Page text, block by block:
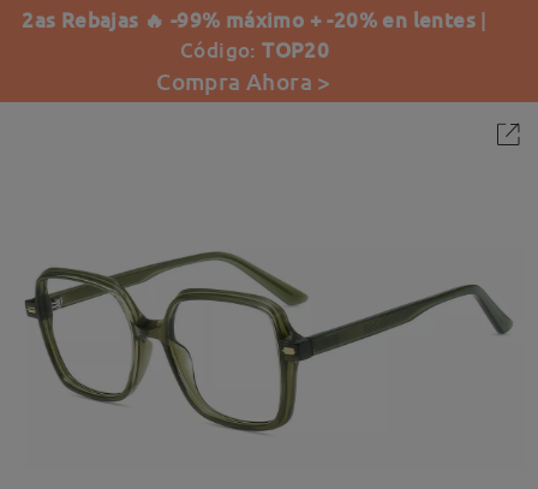
2as Rebajas 🔥 -99% máximo + -20% en lentes |
Código:TOP20
Compra Ahora >